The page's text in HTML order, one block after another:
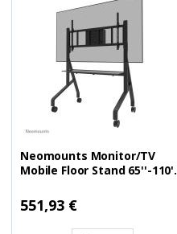
Neomounts Monitor/TV
Mobile Floor Stand 65''-110''
Ειδική
Τιμή
551,93 €